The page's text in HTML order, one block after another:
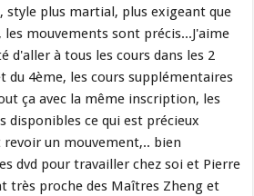
style plus martial, plus exigeant que
les mouvements sont précis...J'aime
d'aller à tous les cours dans les 2
du 4ème, les cours supplémentaires
ça avec la même inscription, les
disponibles ce qui est précieux
revoir un mouvement,.. bien
dvd pour travailler chez soi et Pierre
très proche des Maîtres Zheng et